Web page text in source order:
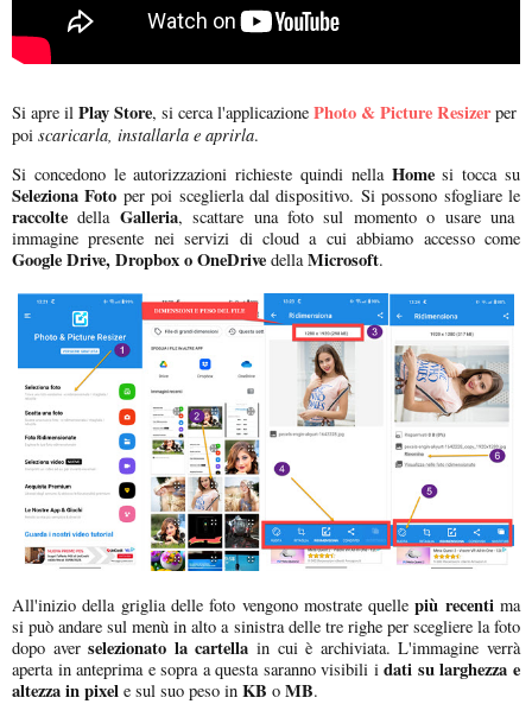
Si apre il Play Store, si cerca l'applicazione Photo & Picture Resizerper
poi scaricarla, installarla e aprirla.
Si concedono le autorizzazioni richieste quindi nella Homesi tocca su
Seleziona Foto per poi sceglierla dal dispositivo. Si possono sfogliare le
raccolte della Galleria, scattare una foto sul momento o usare una
immagine presente nei servizi di cloud a cui abbiamo accesso come
Google Drive, Dropbox o OneDrive dellaMicrosoft.
All'inizio della griglia delle foto vengono mostrate quellepiù recenti ma
si può andare sul menù in alto a sinistra delle tre righe per scegliere la foto
dopo averselezionato la cartella in cui è archiviata. L'immagine verrà
aperta in anteprima e sopra a questa saranno visibili idati su larghezza e
altezza in pixel e sul suo peso in KB o MB.